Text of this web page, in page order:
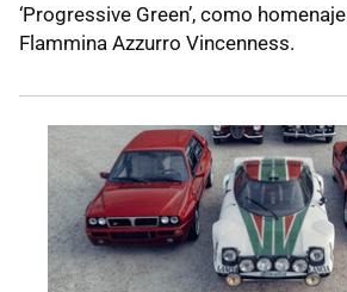
‘Progressive Green’, como
Flammina Azzurro Vincenness.